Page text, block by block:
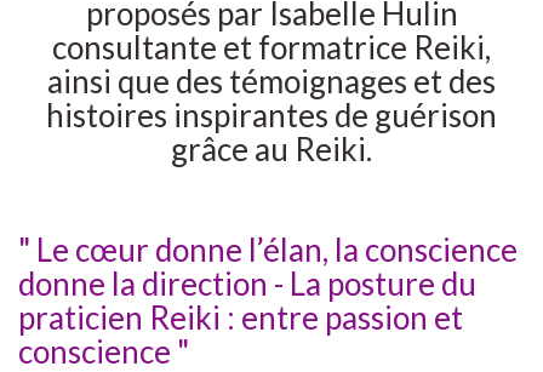
proposés par Isabelle Hulin
consultante et formatrice Reiki,
ainsi que des témoignages et des
histoires inspirantes de guérison
grâce au Reiki.
" Le cœur donne l’élan, la conscience
donne la direction - La posture du
praticien Reiki : entre passion et
conscience "